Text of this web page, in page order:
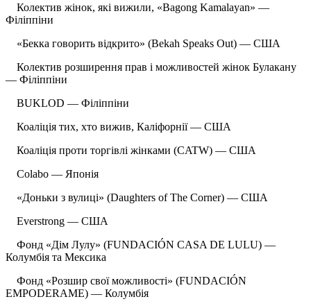
Колектив жінок, які вижили, «Bagong Kamalayan» —
Філіппіни
«Бекка говорить відкрито» (Bekah Speaks Out) — США
Колектив розширення прав і можливостей жінок Булакану
— Філіппіни
BUKLOD — Філіппіни
Коаліція тих, хто вижив, Каліфорнії — США
Коаліція проти торгівлі жінками (CATW) — США
Colabo — Японія
«Доньки з вулиці» (Daughters of The Corner) — США
Everstrong — США
Фонд «Дім Лулу» (FUNDACIÓN CASA DE LULU) —
Колумбія та Мексика
Фонд «Розшир свої можливості» (FUNDACIÓN
EMPODERAME) — Колумбія